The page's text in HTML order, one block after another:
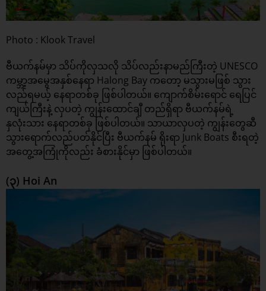
Photo : Klook Travel
ဗီယက်နမ်မှာ သိပ်ကိုလှသလို သိပ်လည်းနာမည်ကြီးတဲ့ UNESCO
ကမ္ဘာ့အမွေအနှစ်နေရာ Halong Bay ကတော့ မသွားမဖြစ် သွား
လည်ရမယ့်‌ နေရာတစ်ခု ဖြစ်ပါတယ်။ ကျောက်စိမ်းရောင် ရေပြင်
ကျယ်ကြီးနဲ့ လှပတဲ့ ကျွန်းထောင်ချီ တည်ရှိရာ ဗီယက်နမ်ရဲ့
နှလုံးသား နေရာတစ်ခု ဖြစ်ပါတယ်။ သာယာလှပတဲ့ ကျွန်းတွေဆီ
သွားရောက်လည်ပတ်နိုင်ပြီး ဗီယက်နမ် ရိုးရာ Junk Boats စီးရတဲ့
အတွေ့အကြုံကိုလည်း ခံစားနိုင်မှာ ဖြစ်ပါတယ်။
(၃) Hoi An